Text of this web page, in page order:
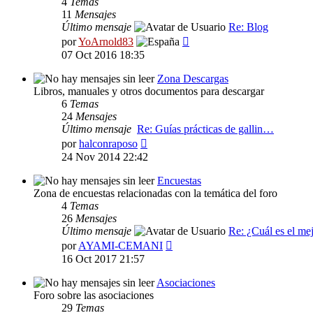
11 Mensajes
Último mensaje
Re: Blog
porYoArnold83
07 Oct 2016 18:35
Zona Descargas
Libros, manuales y otros documentos para descargar
6 Temas
24 Mensajes
Último mensaje Re: Guías prácticas de gallin…
porhalconraposo
último
24 Nov 2014 22:42
Encuestas
Zona de encuestas relacionadas con la temática del foro
4 Temas
26 Mensajes
Último mensaje
Re: ¿Cuál es el
porAYAMI-CEMANI
16 Oct 2017 21:57
Asociaciones
Foro sobre las asociaciones
29 Temas